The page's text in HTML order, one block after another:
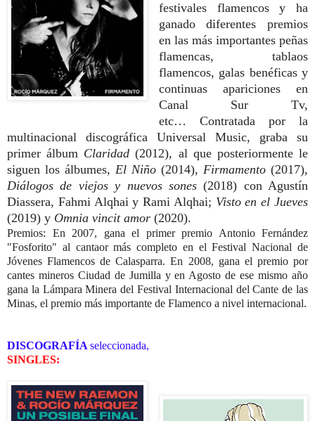
festivales flamencos y ha
ganado diferentes premios
en las más importantes peñas
flamencas, tablaos
flamencos, galas benéficas y
continuas apariciones en
Canal Sur Tv,
etc… Contratada por la
multinacional discográfica Universal Music, graba su
primer álbum Claridad(2012), al que posteriormente le
siguen los álbumes, El Niño (2014), Firmamento (2017),
Diálogos de viejos y nuevos sones(2018) con Agustín
Diassera, Fahmi Alqhai y Rami Alqhai; Visto en el Jueves
(2019) y Omnia vincit amor (2020).
Premios: En 2007, gana el primer premio Antonio Fernández
"Fosforito" al cantaor más completo en el Festival Nacional de
Jóvenes Flamencos de Calasparra. En 2008, gana el premio por
cantes mineros Ciudad de Jumilla y en Agosto de ese mismo año
gana la Lámpara Minera del Festival Internacional del Cante de las
Minas, el premio más importante de Flamenco a nivel internacional.
DISCOGRAFÍAseleccionada,
SINGLES: